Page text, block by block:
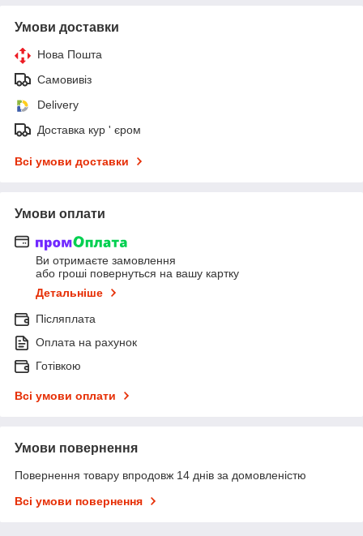
Умови доставки
Нова Пошта
Самовивіз
Delivery
Доставка кур ' єром
Всі умови доставки
Умови оплати
Ви отримаєте замовлення
або гроші повернуться на вашу картку
Детальніше
Післяплата
Оплата на рахунок
Готівкою
Всі умови оплати
Умови повернення
Повернення товару впродовж 14 днів за домовленістю
Всі умови повернення